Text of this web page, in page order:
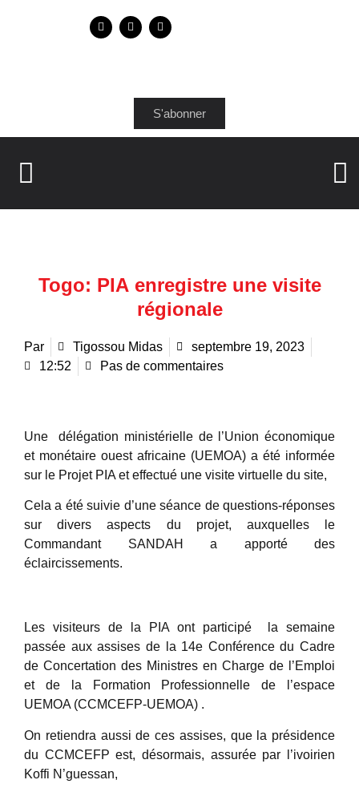
S'abonner
Togo: PIA enregistre une visite
régionale
Par Tigossou Midas
septembre 19, 2023
12:52
Pas de commentaires
Une délégation ministérielle de l’Union économique
et monétaire ouest africaine (UEMOA) a été informée
sur le Projet PIA et effectué une visite virtuelle du site,
Cela a été suivie d’une séance de questions-réponses
sur divers aspects du projet, auxquelles le
Commandant SANDAH a apporté des
éclaircissements.
Les visiteurs de la PIA ont participé la semaine
passée aux assises de la 14e Conférence du Cadre
de Concertation des Ministres en Charge de l’Emploi
et de la Formation Professionnelle de l’espace
UEMOA (CCMCEFP-UEMOA) .
On retiendra aussi de ces assises, que la présidence
du CCMCEFP est, désormais, assurée par l’ivoirien
Koffi N’guessan,